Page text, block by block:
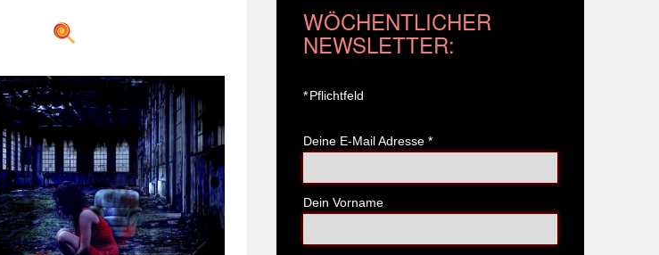
WÖCHENTLICHER
NEWSLETTER:
*Pflichtfeld
Deine E-Mail Adresse *
Dein Vorname